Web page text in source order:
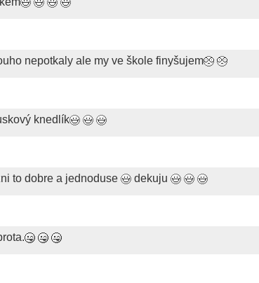
nepotkaly ale my ve škole finyšujem
knedlík
to dobre a jednoduse
dekuju